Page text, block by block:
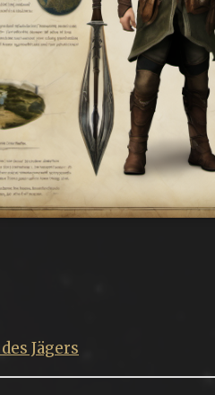
Jägers